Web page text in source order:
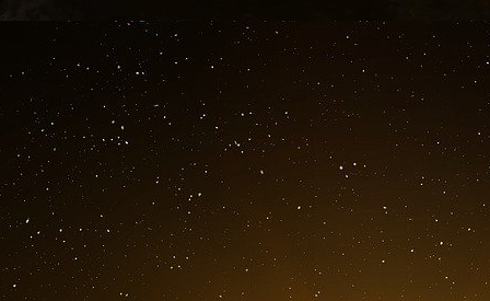
Pacte organisé à l’Académie pontificale des
le milliardaire américain Bill Gates, le
Mukesh Ambani, patron de la plus grosse
plus riche d’Asie, l’UNESCO et plusieurs
Banque islamique de développement.
Sachs et plusieurs de ces bailleurs de fonds
avant comme un moyen essentiel pour
que les couples – et surtout les
comprennent l’avantage matériel qu’il peut y